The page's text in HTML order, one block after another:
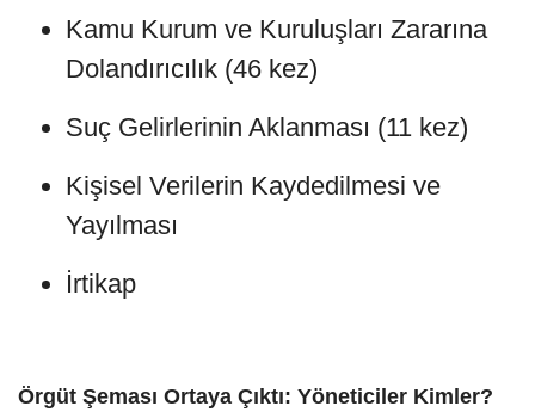
Kamu Kurum ve Kuruluşları Zararına
Dolandırıcılık (46 kez)
Suç Gelirlerinin Aklanması (11 kez)
Kişisel Verilerin Kaydedilmesi ve
Yayılması
İrtikap
Örgüt Şeması Ortaya Çıktı: Yöneticiler Kimler?